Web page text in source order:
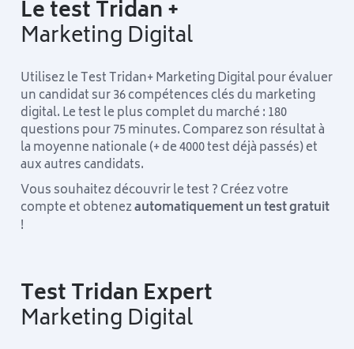
Le test Tridan +
Marketing Digital
Utilisez le Test Tridan+ Marketing Digital pour évaluer
un candidat sur 36 compétences clés du marketing
digital. Le test le plus complet du marché : 180
questions pour 75 minutes. Comparez son résultat à
la moyenne nationale (+ de 4000 test déjà passés) et
aux autres candidats.
Vous souhaitez découvrir le test ? Créez votre
compte et obtenezautomatiquement un test gratuit
!
Test Tridan Expert
Marketing Digital